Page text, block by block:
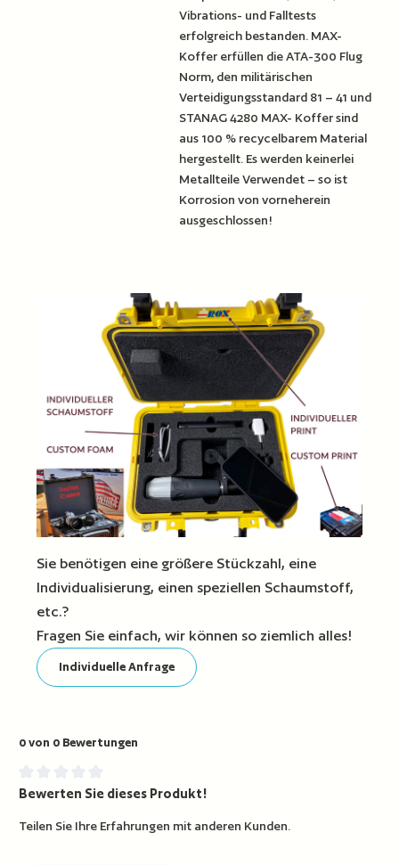
Vibrations- und Falltests
erfolgreich bestanden. MAX-
Koffer erfüllen die ATA-300 Flug
Norm, den militärischen
Verteidigungsstandard 81 – 41 und
STANAG 4280 MAX- Koffer sind
aus 100 % recycelbarem Material
hergestellt. Es werden keinerlei
Metallteile Verwendet – so ist
Korrosion von vorneherein
ausgeschlossen!
Sie benötigen eine größere Stückzahl, eine
Individualisierung, einen speziellen Schaumstoff,
etc.?
Fragen Sie einfach, wir können so ziemlich alles!
Individuelle Anfrage
0 von 0 Bewertungen
Durchschnittliche Bewertung von 0 von 5 Sternen
Bewerten Sie dieses Produkt!
Teilen Sie Ihre Erfahrungen mit anderen Kunden.